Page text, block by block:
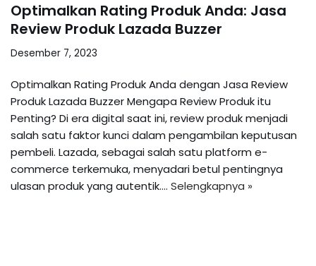
Optimalkan Rating Produk Anda: Jasa
Review Produk Lazada Buzzer
Desember 7, 2023
Optimalkan Rating Produk Anda dengan Jasa Review
Produk Lazada Buzzer Mengapa Review Produk itu
Penting? Di era digital saat ini, review produk menjadi
salah satu faktor kunci dalam pengambilan keputusan
pembeli. Lazada, sebagai salah satu platform e-
commerce terkemuka, menyadari betul pentingnya
ulasan produk yang autentik.… Selengkapnya »